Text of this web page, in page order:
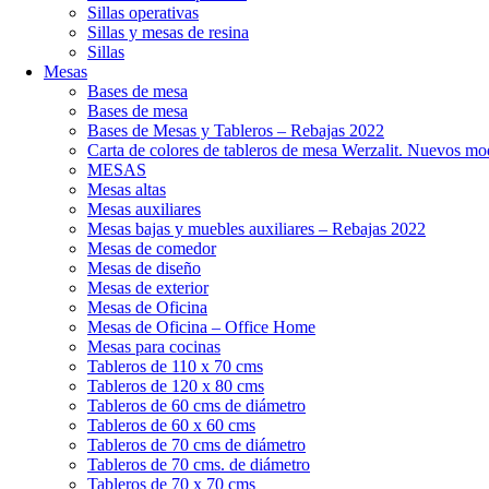
Sillas operativas
Sillas y mesas de resina
Sillas
Mesas
Bases de mesa
Bases de mesa
Bases de Mesas y Tableros – Rebajas 2022
Carta de colores de tableros de mesa Werzalit. Nuevos
MESAS
Mesas altas
Mesas auxiliares
Mesas bajas y muebles auxiliares – Rebajas 2022
Mesas de comedor
Mesas de diseño
Mesas de exterior
Mesas de Oficina
Mesas de Oficina – Office Home
Mesas para cocinas
Tableros de 110 x 70 cms
Tableros de 120 x 80 cms
Tableros de 60 cms de diámetro
Tableros de 60 x 60 cms
Tableros de 70 cms de diámetro
Tableros de 70 cms. de diámetro
Tableros de 70 x 70 cms